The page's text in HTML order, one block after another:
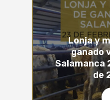
Lonja y
ganado
Salamanca
de